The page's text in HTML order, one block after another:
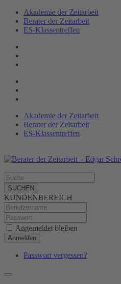
Akademie der Zeitarbeit
Berater der Zeitarbeit
ES-Klassen­treffen
Akademie der Zeitarbeit
Berater der Zeitarbeit
ES-Klassentreffen
SUCHEN
KUNDENBEREICH
Angemeldet bleiben
Anmelden
Passwort vergessen?